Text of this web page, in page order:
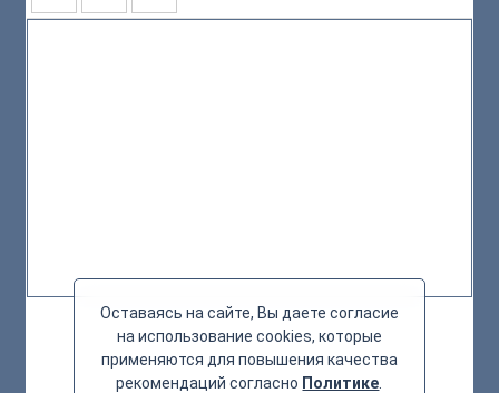
Оставаясь на сайте, Вы даете согласие
на использование cookies, которые
применяются для повышения качества
рекомендаций согласно Политике